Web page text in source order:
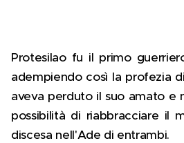
Protesilao fu il primo
adempiendo così la profezia
aveva perduto il suo amato e
possibilità di riabbracciare il
discesa nell'Ade di entrambi.